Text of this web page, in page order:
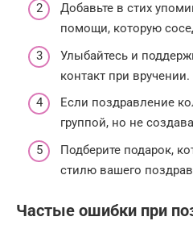
Добавьте в стих
помощи, которую
Улыбайтесь и
контакт при вручении.
Если поздравление
группой, но не
Подберите подарок,
стилю вашего
Частые ошибки при